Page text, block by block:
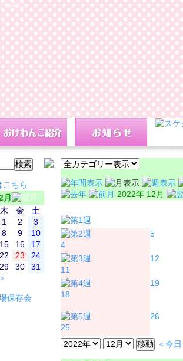
わんこ
月
木 金
土
1
2
3
8 9
10
15 16
17
22 23
24
29 30
31
2022年 12月
4
5
11
12
18
19
25
26
＜今